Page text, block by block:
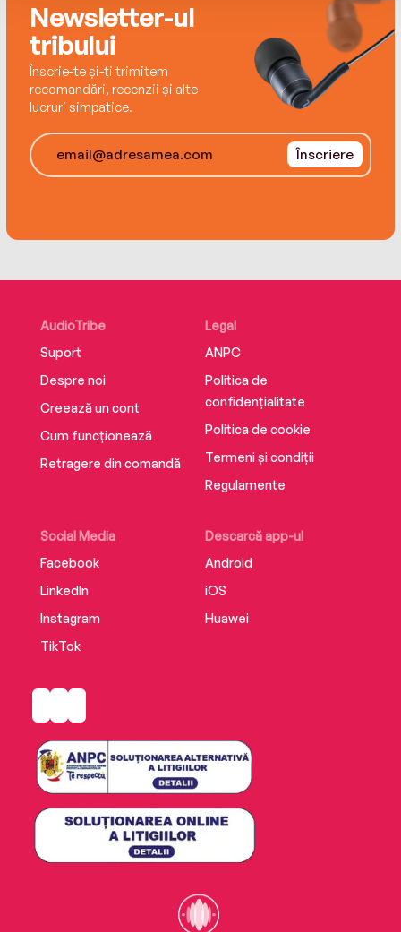
Newsletter-ul
tribului
Înscrie-te și-ți trimitem
recomandări, recenzii și alte
lucruri simpatice.
Înscriere
AudioTribe
Suport
Despre noi
Creează un cont
Cum funcționează
Retragere din comandă
Social Media
Facebook
LinkedIn
Instagram
TikTok
Descarcă app-ul
Android
iOS
Huawei
Legal
ANPC
Politica de
confidențialitate
Politica de cookie
Termeni și condiții
Regulamente